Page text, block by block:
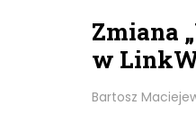
Zmiana
w
Bartosz